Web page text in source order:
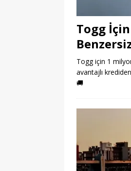
Togg
Togg için 1
avantajlı
🚚